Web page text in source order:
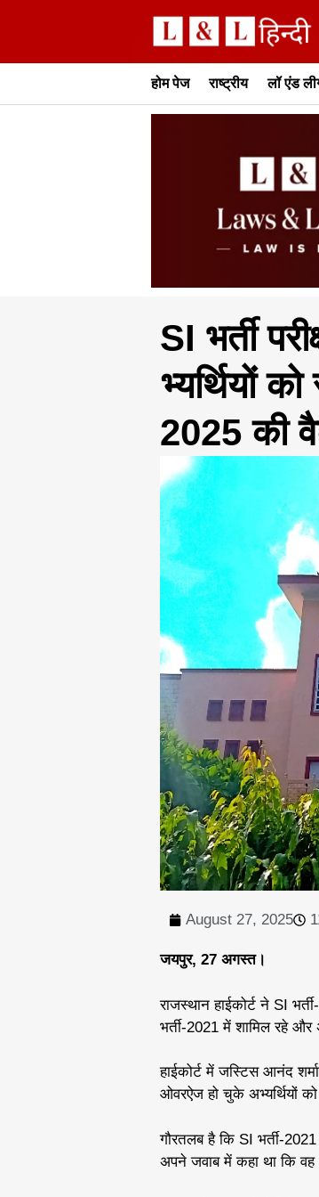
होम पेज राष्ट्रीय लॉ एंड
SI भर्ती
भ्यर्थियों
2025 की
August 27, 2025
जयपुर, 27 अगस्त।
राजस्थान हाईकोर्ट ने SI
भर्ती-2021 में शामिल रहे
हाईकोर्ट में जस्टिस आनंद
ओवरऐज हो चुके अभ्यर्थियों
गौरतलब है कि SI भर्ती-
अपने जवाब में कहा था कि वह